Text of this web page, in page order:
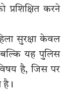
करने
सुरक्षा केवल
यह पुलिस
है, जिस पर
है।